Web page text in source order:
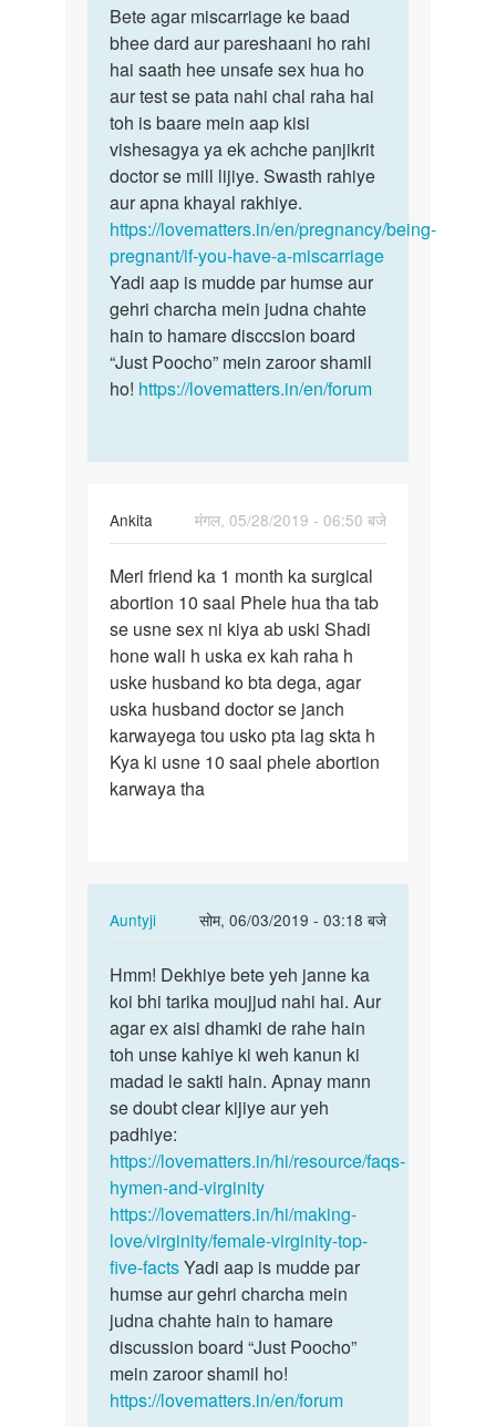
to
Mam
mera
last
month
me…
by
Harshu
Bete
agar
miscarriage
ke…
Bete agar miscarriage ke baad
bhee dard aur pareshaani ho rahi
hai saath hee unsafe sex hua ho
aur test se pata nahi chal raha hai
toh is baare mein aap kisi
vishesagya ya ek achche panjikrit
doctor se mill lijiye. Swasth rahiye
aur apna khayal rakhiye.
https://lovematters.in/en/pregnancy/being-
pregnant/if-you-have-a-miscarriage
Yadi aap is mudde par humse aur
gehri charcha mein judna chahte
hain to hamare disccsion board
“Just Poocho” mein zaroor shamil
ho! https://lovematters.in/en/forum
Ankita
मंगल, 05/28/2019 - 06:50 बजे
Meri
friend
ka
1
month
ka…
Meri friend ka 1 month ka surgical
abortion 10 saal Phele hua tha tab
se usne sex ni kiya ab uski Shadi
hone wali h uska ex kah raha h
uske husband ko bta dega, agar
uska husband doctor se janch
karwayega tou usko pta lag skta h
Kya ki usne 10 saal phele abortion
karwaya tha
Auntyji
सोम, 06/03/2019 - 03:18 बजे
In
to
Meri
friend
ka
1
month
ka…
by
Ankita
Hmm!
Dekhiye
bete
yeh
janne…
Hmm! Dekhiye bete yeh janne ka
koi bhi tarika moujjud nahi hai. Aur
agar ex aisi dhamki de rahe hain
toh unse kahiye ki weh kanun ki
madad le sakti hain. Apnay mann
se doubt clear kijiye aur yeh
padhiye:
https://lovematters.in/hi/resource/faqs-
hymen-and-virginity
https://lovematters.in/hi/making-
love/virginity/female-virginity-top-
five-factsYadi aap is mudde par
humse aur gehri charcha mein
judna chahte hain to hamare
discussion board “Just Poocho”
mein zaroor shamil ho!
https://lovematters.in/en/forum